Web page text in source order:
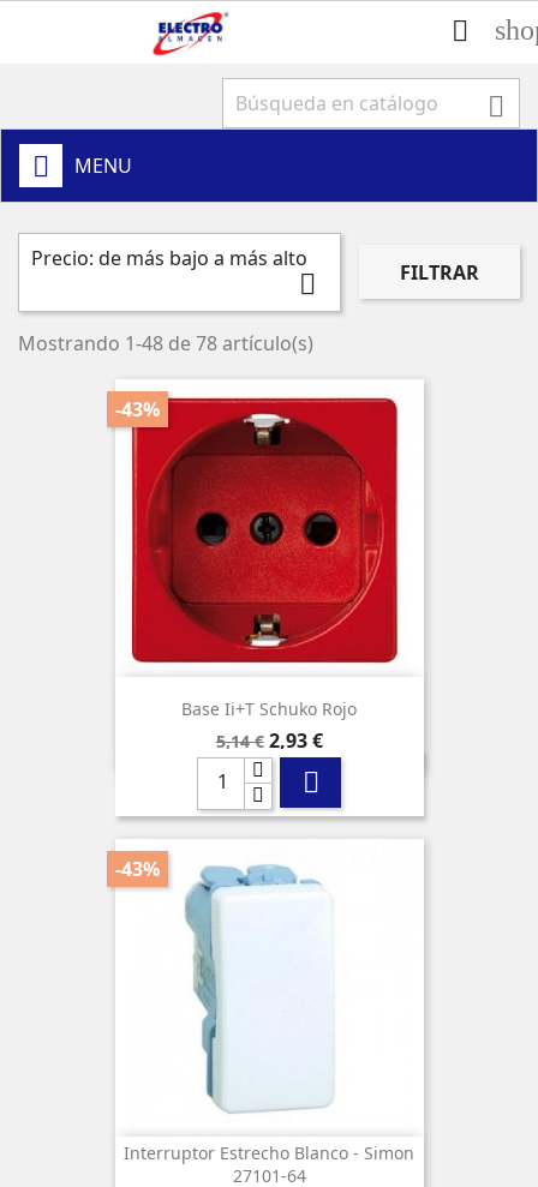


MENU
Precio: de más bajo a más alto
 FILTRAR
Mostrando 1-48 de 78 artículo(s)
Base Ii+t Schuko Rojo
Precio
base
5,14 €
-43%
Precio
2,93 €

Interruptor Estrecho Blanco - Simon
27101-64
-43%